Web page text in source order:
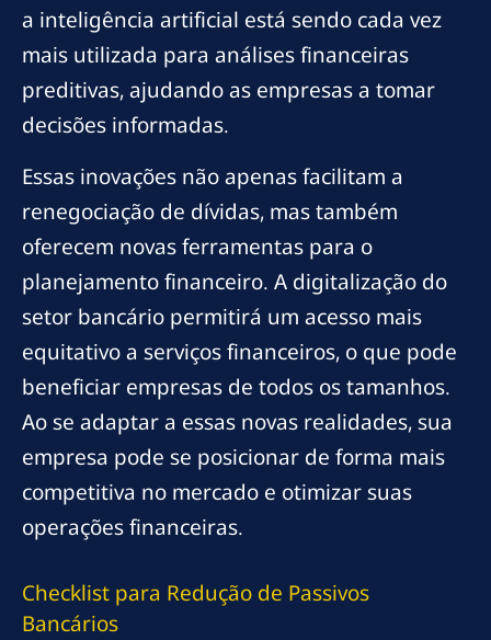
a inteligência artificial está sendo cada vez
mais utilizada para análises financeiras
preditivas, ajudando as empresas a tomar
decisões informadas.
Essas inovações não apenas facilitam a
renegociação de dívidas, mas também
oferecem novas ferramentas para o
planejamento financeiro. A digitalização do
setor bancário permitirá um acesso mais
equitativo a serviços financeiros, o que pode
beneficiar empresas de todos os tamanhos.
Ao se adaptar a essas novas realidades, sua
empresa pode se posicionar de forma mais
competitiva no mercado e otimizar suas
operações financeiras.
Checklist para Redução de Passivos
Bancários